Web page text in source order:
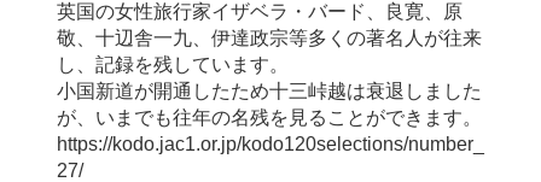
英国の女性旅行家イザベラ・バード、良寛、原
敬、十辺舎一九、伊達政宗等多くの著名人が往来
し、記録を残しています。
小国新道が開通したため十三峠越は衰退しました
が、いまでも往年の名残を見ることができます。
https://kodo.jac1.or.jp/kodo120selections/number_
27/